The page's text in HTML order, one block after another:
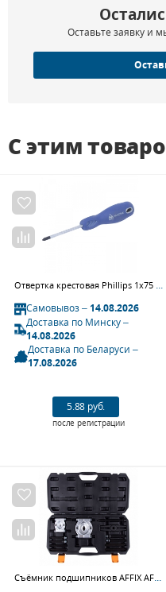
Оставьте заявку и
С этим
Отвертка крестовая Phillips 1х75 мм, держатель МАСТАК 041-01075H
Самовывоз –14.08.2026
Доставка по Минску –
14.08.2026
Доставка по Беларуси –
17.08.2026
5.88 руб.
после регистрации